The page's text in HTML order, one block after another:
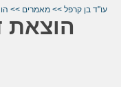
עו"ד בן קרפל >> מאמרים >>
הוצאת